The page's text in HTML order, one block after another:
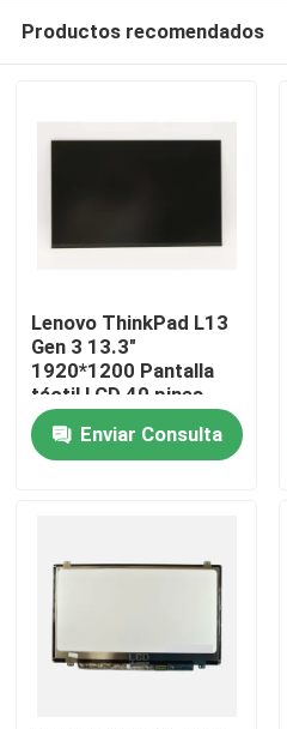
Productos
Vídeos
Viaje de la fábrica
Productos recomendados
Lenovo ThinkPad L13
Gen 3 13.3"
1920*1200 Pantalla
táctil LCD 40 pines
Estrecho R133NW4K
R0
Enviar Consulta